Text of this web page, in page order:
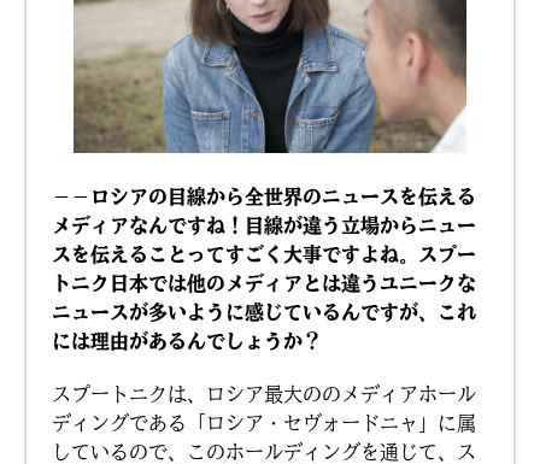
－－ロシアの目線から全世界のニュースを伝える
メディアなんですね！目線が違う立場からニュー
スを伝えることってすごく大事ですよね。スプー
トニク日本では他のメディアとは違うユニークな
ニュースが多いように感じているんですが、これ
には理由があるんでしょうか？
スプートニクは、ロシア最大ののメディアホール
ディングである「ロシア・セヴォードニャ」に属
しているので、このホールディングを通じて、ス